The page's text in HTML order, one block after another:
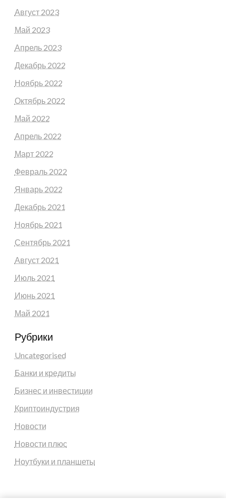
Август 2023
Май 2023
Апрель 2023
Декабрь 2022
Ноябрь 2022
Октябрь 2022
Май 2022
Апрель 2022
Март 2022
Февраль 2022
Январь 2022
Декабрь 2021
Ноябрь 2021
Сентябрь 2021
Август 2021
Июль 2021
Июнь 2021
Май 2021
Рубрики
Uncategorised
Банки и кредиты
Бизнес и инвестиции
Криптоиндустрия
Новости
Новости плюс
Ноутбуки и планшеты